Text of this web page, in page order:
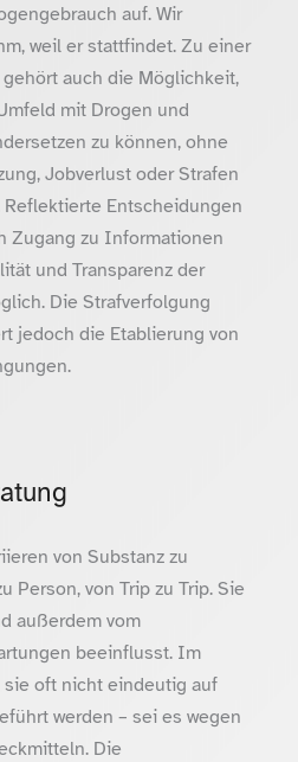
auf. Wir
weil er stattfindet. Zu einer
auch die Möglichkeit,
mit Drogen und
zu können, ohne
Jobverlust oder Strafen
Entscheidungen
Zugang zu Informationen
und Transparenz der
Die Strafverfolgung
jedoch die Etablierung von
von Substanz zu
Person, von Trip zu Trip. Sie
außerdem vom
beeinflusst. Im
oft nicht eindeutig auf
werden – sei es wegen
Die